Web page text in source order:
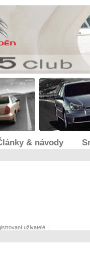
& návody
uživatelé. |